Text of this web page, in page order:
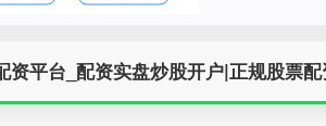
资平台_配资实盘炒股开户|正规股票